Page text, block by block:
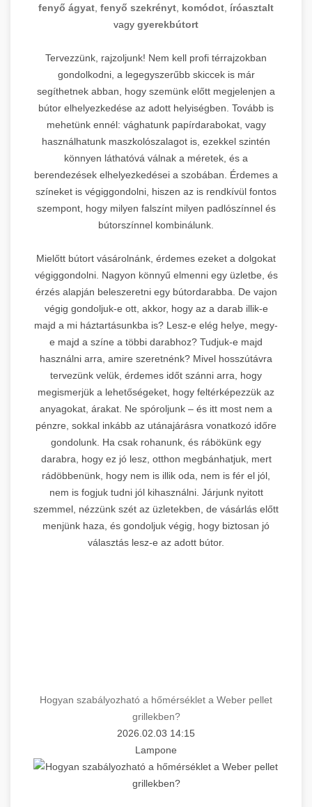
fenyő ágyat fenyő szekrényt komódot íróasztalt
vagy gyerekbútort
Tervezzünk, rajzoljunk! Nem kell profi térrajzokban
gondolkodni, a legegyszerűbb skiccek is már
segíthetnek abban, hogy szemünk előtt megjelenjen a
bútor elhelyezkedése az adott helyiségben. Tovább is
mehetünk ennél: vághatunk papírdarabokat, vagy
használhatunk maszkolószalagot is, ezekkel szintén
könnyen láthatóvá válnak a méretek, és a
berendezések elhelyezkedései a szobában. Érdemes a
színeket is végiggondolni, hiszen az is rendkívül fontos
szempont, hogy milyen falszínt milyen padlószínnel és
bútorszínnel kombinálunk.
Mielőtt bútort vásárolnánk, érdemes ezeket a dolgokat
végiggondolni. Nagyon könnyű elmenni egy üzletbe, és
érzés alapján beleszeretni egy bútordarabba. De vajon
végig gondoljuk-e ott, akkor, hogy az a darab illik-e
majd a mi háztartásunkba is? Lesz-e elég helye, megy-
e majd a színe a többi darabhoz? Tudjuk-e majd
használni arra, amire szeretnénk? Mivel hosszútávra
tervezünk velük, érdemes időt szánni arra, hogy
megismerjük a lehetőségeket, hogy feltérképezzük az
anyagokat, árakat. Ne spóroljunk – és itt most nem a
pénzre, sokkal inkább az utánajárásra vonatkozó időre
gondolunk. Ha csak rohanunk, és rábökünk egy
darabra, hogy ez jó lesz, otthon megbánhatjuk, mert
rádöbbenünk, hogy nem is illik oda, nem is fér el jól,
nem is fogjuk tudni jól kihasználni. Járjunk nyitott
szemmel, nézzünk szét az üzletekben, de vásárlás előtt
menjünk haza, és gondoljuk végig, hogy biztosan jó
választás lesz-e az adott bútor.
Hogyan szabályozható a hőmérséklet a Weber pellet
grillekben?
2026.02.03 14:15
Lampone